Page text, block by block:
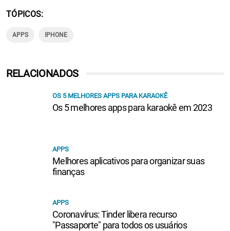
TÓPICOS
APPS IPHONE
RELACIONADOS
OS 5 MELHORES APPS PARA KARAOKÊ
Os 5 melhores apps para karaokê em 2023
APPS
Melhores aplicativos para organizar suas
finanças
APPS
Coronavírus: Tinder libera recurso
"Passaporte" para todos os usuários